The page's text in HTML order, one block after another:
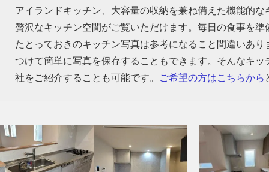
アイランドキッチン、大容量の収納を兼ね備えた機能的
贅沢なキッチン空間がご覧いただけます。毎日の食事を
たとっておきのキッチン写真は参考になること間違いあ
つけて簡単に写真を保存することもできます。そんなキ
社をご紹介することも可能です。
ご希望の方はこちらから